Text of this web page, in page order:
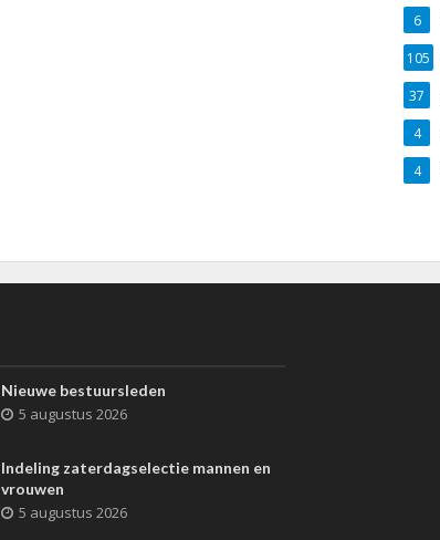
6
105
37
4
4
Nieuwe bestuursleden
5 augustus 2026
Indeling zaterdagselectie mannen en
vrouwen
5 augustus 2026